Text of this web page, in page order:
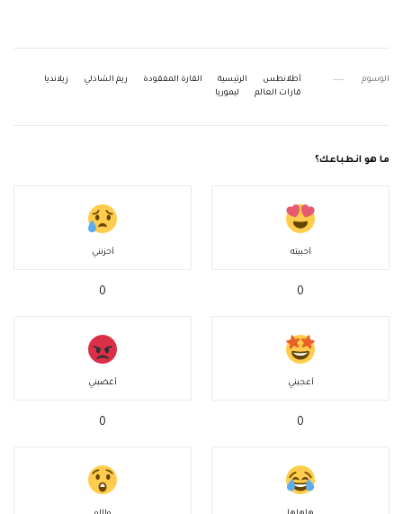
الوسوم أطلانطس الرئيسية القارة المفقودة ريم الشاذلي
زيلانديا
قارات العالم
ليموريا
ما هو انطباعك؟
أحببته
0
أحزنني
0
أعجبني
0
أغضبني
0